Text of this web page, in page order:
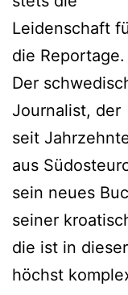
Leidenschaft
die Reportage.
Der
Journalist, der
seit
aus
sein neues
seiner
die ist in
höchst